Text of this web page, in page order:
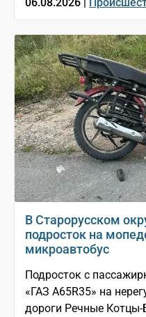
В Старорусском
подросток на
микроавтобус
Подросток с
«ГАЗ A65R35» на
дороги Речные